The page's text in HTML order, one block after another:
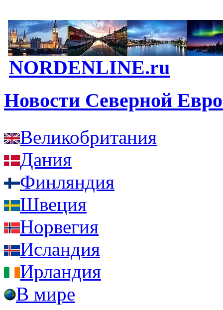
NORDENLINE.ru
Новости Северной
Великобритания
Дания
Финляндия
Швеция
Норвегия
Исландия
Ирландия
В мире